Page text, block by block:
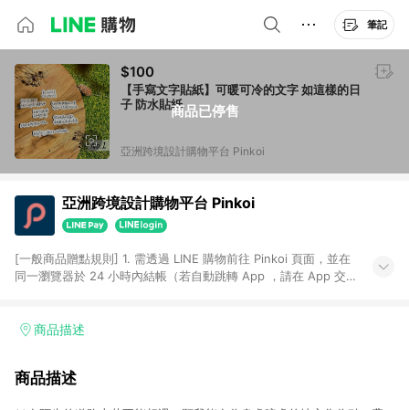
筆記
商品已停售
$100
【手寫文字貼紙】可暖可冷的文字 如這樣的日
子 防水貼紙
亞洲跨境設計購物平台 Pinkoi
亞洲跨境設計購物平台 Pinkoi
[一般商品贈點規則] 1. 需透過 LINE 購物前往 Pinkoi 頁面，並在
同一瀏覽器於 24 小時內結帳（若自動跳轉 App ，請在 App 交
回饋訂單不得享有 Pinkoi 站方優惠，例如首購優惠，P coins，
行為，不具贈點資格，部分退款不在此限。 6. APP 請更新至
商品描述
商品描述